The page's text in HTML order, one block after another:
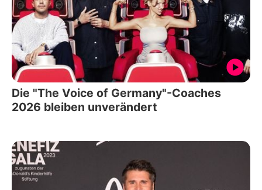
Die "The Voice of Germany"-Coaches
2026 bleiben unverändert